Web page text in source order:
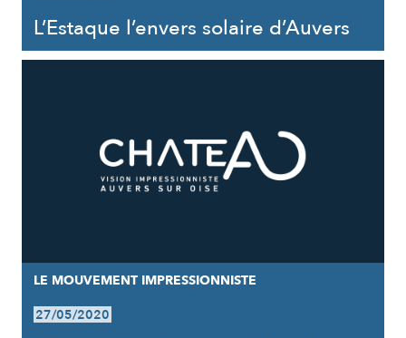
L’Estaque l’envers solaire d’Auvers
LE MOUVEMENT IMPRESSIONNISTE
27/05/2020